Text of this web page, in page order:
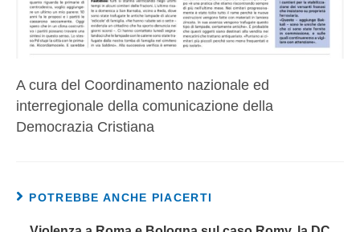
A cura del Coordinamento nazionale ed
interregionale della comunicazione della
Democrazia Cristiana
POTREBBE ANCHE PIACERTI